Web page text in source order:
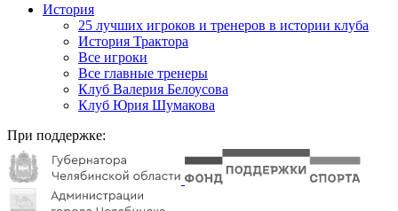
История
25 лучших игроков и тренеров в истории клуба
История Трактора
Все игроки
Все главные тренеры
Клуб Валерия Белоусова
Клуб Юрия Шумакова
При поддержке: